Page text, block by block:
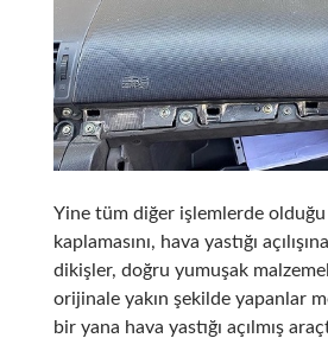
Yine tüm diğer işlemlerde
kaplamasını, hava yastığı
dikişler, doğru yumuşak
orijinale yakın şekilde yapanlar
bir yana hava yastığı açılmış